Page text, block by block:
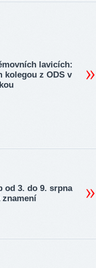
lavicích:
kolegou z ODS v
od 3. do 9. srpna
znamení